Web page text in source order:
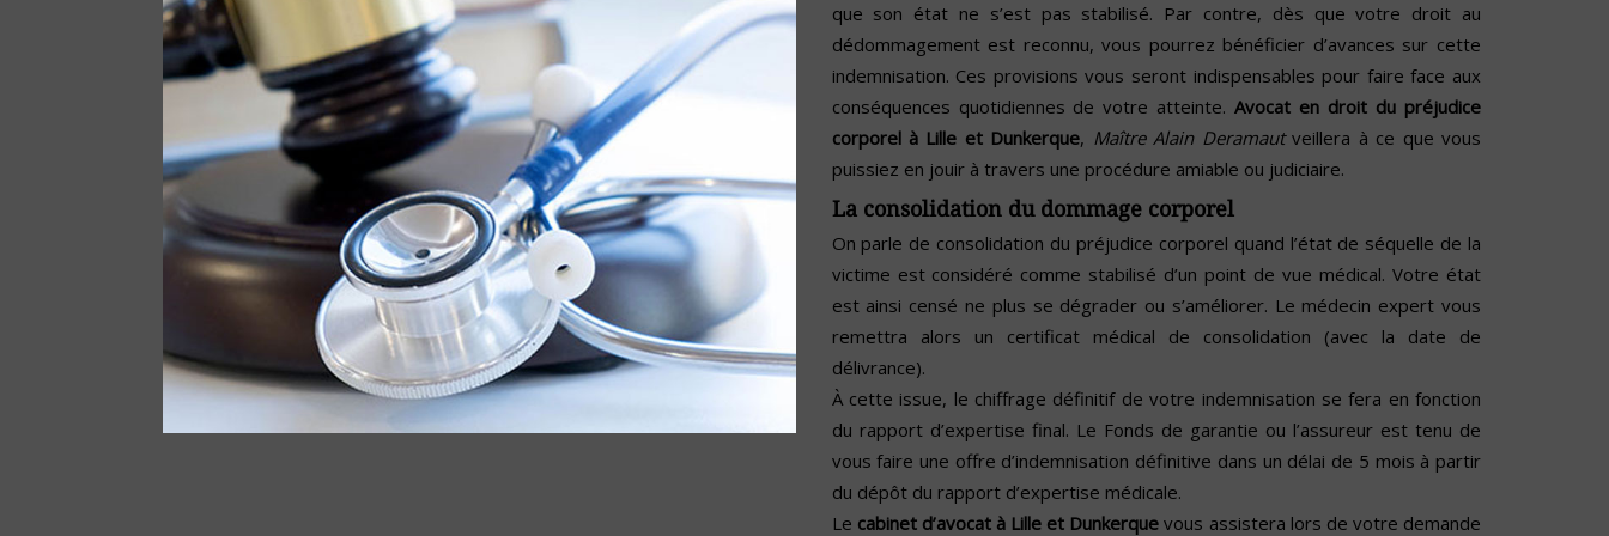
que son état ne s’est pas stabilisé. Par contre, dès que votre droit au
dédommagement est reconnu, vous pourrez bénéficier d’avances sur cette
indemnisation. Ces provisions vous seront indispensables pour faire face aux
conséquences quotidiennes de votre atteinte. Avocat en droit du préjudice
corporel à Lille et Dunkerque, Maître Alain Deramautveillera à ce que vous
puissiez en jouir à travers une procédure amiable ou judiciaire.
La consolidation du dommage corporel
On parle de consolidation du préjudice corporel quand l’état de séquelle de la
victime est considéré comme stabilisé d’un point de vue médical. Votre état
est ainsi censé ne plus se dégrader ou s’améliorer. Le médecin expert vous
remettra alors un certificat médical de consolidation (avec la date de
délivrance).
À cette issue, le chiffrage définitif de votre indemnisation se fera en fonction
du rapport d’expertise final. Le Fonds de garantie ou l’assureur est tenu de
vous faire une offre d’indemnisation définitive dans un délai de 5 mois à partir
du dépôt du rapport d’expertise médicale.
Le cabinet d’avocat à Lille et Dunkerque vous assistera lors de votre demande